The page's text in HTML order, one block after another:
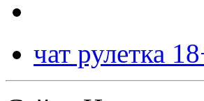
чат рулетка